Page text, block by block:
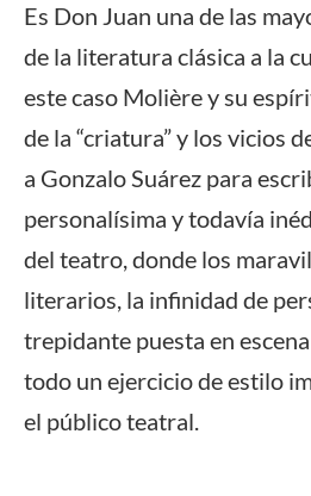
Es Don Juan una de las
de la literatura clásica a la
este caso Molière y su
de la “criatura” y los vicios
a Gonzalo Suárez para
personalísima y todavía
del teatro, donde los
literarios, la infinidad de
trepidante puesta en
todo un ejercicio de estilo
el público teatral.